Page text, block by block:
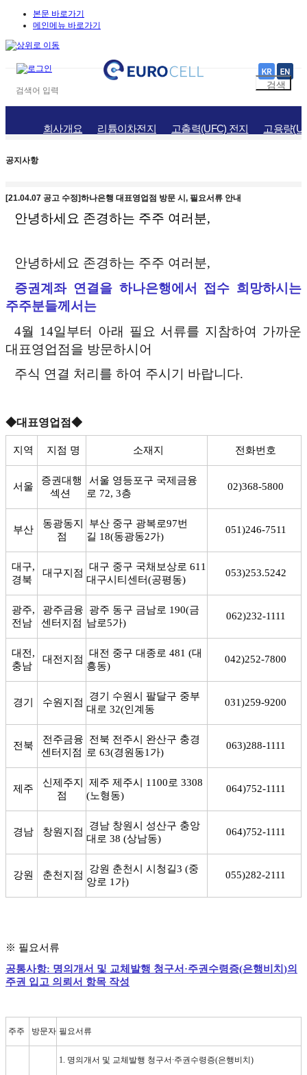
본문 바로가기
메인메뉴 바로가기
회사개요 리튬이차전지 고출력(UFC) 전지 고용량
공지사항
[21.04.07 공고 수정]하나은행 대표영업점 방문 시, 필요서류 안내
안녕하세요 존경하는 주주 여러분,
안녕하세요 존경하는 주주 여러분,
증권계좌 연결을 하나은행에서 접수 희망하시는
주주분들께서는
4월 14일부터 아래 필요 서류를 지참하여 가까운
대표영업점을 방문하시어
주식 연결 처리를 하여 주시기 바랍니다.
◆대표영업점◆
지역 지점 명 소재 지 전화번호
서울
증권대행
섹션
서울 영등포구 국제금융
로 72, 3층
02)368-5800
부산
동광동지
점
부산 중구 광복로97번
길 18(동광동2가)
051)246-7511
대구,
경북
대구지점
대구 중구 국채보상로 611
대구시티센터(공평동)
053)253.5242
광주,
전남
광주금융
센터지점
광주 동구 금남로 190(금
남로5가)
062)232-1111
대전,
충남
대전지점
대전 중구 대종로 481 (대
흥동)
042)252-7800
경기 수원지점
경기 수원시 팔달구 중부
대로 32(인계동
031)259-9200
전북
전주금융
센터지점
전북 전주시 완산구 충경
로 63(경원동1가)
063)288-1111
제주
신제주지
점
제주 제주시 1100로 3308
(노형동)
064)752-1111
경남 창원지점
경남 창원시 성산구 충앙
대로 38 (상남동)
064)752-1111
강원 춘천지점
강원 춘천시 시청길3 (중
앙로 1가)
055)282-2111
※ 필요서류
공통사항: 명의개서 및 교체발행 청구서·주권수령증(은행비치 )의
주권 입고 의뢰서 항목 작성
주주 방문자 필요서류
1. 명의개서 및 교체발행 청구서 ∙주권수령증(은행비치 )